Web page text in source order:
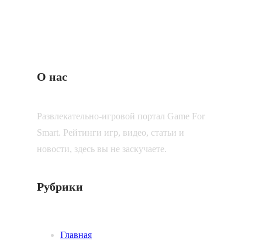
О нас
Развлекательно-игровой портал Game For
Smart. Рейтинги игр, видео, статьи и
новости, здесь вы не заскучаете.
Рубрики
Главная